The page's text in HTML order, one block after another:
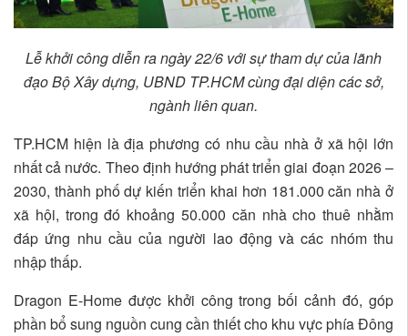
Lễ khởi công diễn ra ngày 22/6 với sự tham dự của lãnh
đạo Bộ Xây dựng, UBND TP.HCM cùng đại diện các sở,
ngành liên quan.
TP.HCM hiện là địa phương có nhu cầu nhà ở xã hội lớn
nhất cả nước. Theo định hướng phát triển giai đoạn 2026 –
2030, thành phố dự kiến triển khai hơn 181.000 căn nhà ở
xã hội, trong đó khoảng 50.000 căn nhà cho thuê nhằm
đáp ứng nhu cầu của người lao động và các nhóm thu
nhập thấp.
Dragon E-Home được khởi công trong bối cảnh đó, góp
phần bổ sung nguồn cung cần thiết cho khu vực phía Đông